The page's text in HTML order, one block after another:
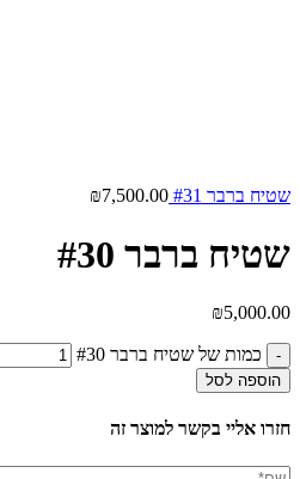
שטיח ברבר #31 ₪7,500.00
שטיח ברבר #30
₪5,000.00
כמות של שטיח ברבר #30
הוספה לסל
חזרו אליי בקשר למוצר זה